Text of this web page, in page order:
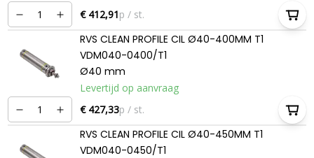
€ 412,91p / st.
RVS CLEAN PROFILE CIL Ø40-400MM T1
VDM040-0400/T1
Ø40 mm
Levertijd op aanvraag
€ 427,33p / st.
RVS CLEAN PROFILE CIL Ø40-450MM T1
VDM040-0450/T1